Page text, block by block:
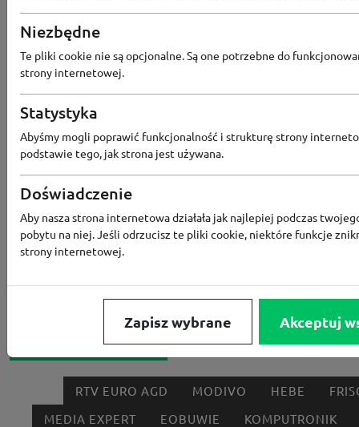
Znak
Bezpłatna dostawa od 89 zł w
Popularne sklepy
RTV EURO AGD MODIVO HEBE
MEDIA EXPERT
EOBUWIE
KOMPUTRONIK
Niezbędne
Te pliki cookie nie są opcjonalne. Są one potrzebne do
strony internetowej.
Statystyka
Abyśmy mogli poprawić funkcjonalność i strukturę strony
podstawie tego, jak strona jest używana.
Doświadczenie
Aby nasza strona internetowa działała jak najlepiej podczas
pobytu na niej. Jeśli odrzucisz te pliki cookie, niektóre funkcje
strony internetowej.
Zapisz wybrane Akceptuj